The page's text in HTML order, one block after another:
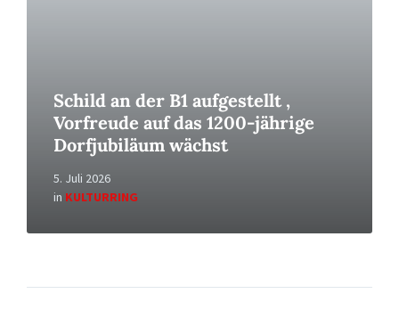
Schild an der B1 aufgestellt ,
Vorfreude auf das 1200-jährige
Dorfjubiläum wächst
5. Juli 2026
in KULTURRING